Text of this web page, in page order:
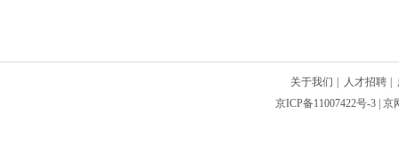
关于我们 人才招聘
京ICP备11007422号-3 |